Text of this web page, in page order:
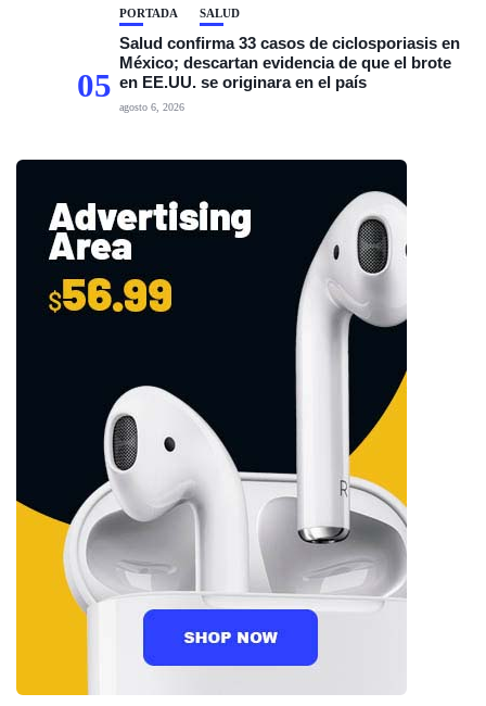
05
PORTADA SALUD
Salud confirma 33 casos de ciclosporiasis en
México; descartan evidencia de que el brote
en EE.UU. se originara en el país
agosto 6, 2026